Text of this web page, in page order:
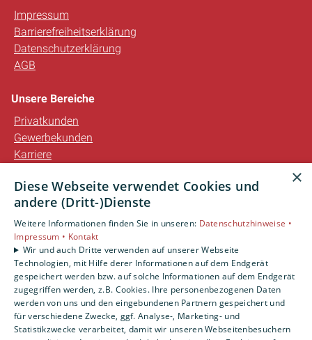
Impressum
Barrierefreiheitserklärung
Datenschutzerklärung
AGB
Unsere Bereiche
Privatkunden
Gewerbekunden
Karriere
Kontakt
×
Diese Webseite verwendet Cookies und
andere (Dritt-)Dienste
Weitere Informationen finden Sie in unseren: Datenschutzhinweise •
Impressum • Kontakt
Wir und auch Dritte verwenden auf unserer Webseite
Technologien, mit Hilfe derer Informationen auf dem Endgerät
gespeichert werden bzw. auf solche Informationen auf dem Endgerät
zugegriffen werden, z.B. Cookies. Ihre personenbezogenen Daten
werden von uns und den eingebundenen Partnern gespeichert und
für verschiedene Zwecke, ggf. Analyse-, Marketing- und
Statistikzwecke verarbeitet, damit wir unseren Webseitenbesuchern